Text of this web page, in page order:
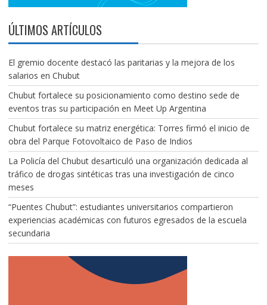
ÚLTIMOS ARTÍCULOS
El gremio docente destacó las paritarias y la mejora de los
salarios en Chubut
Chubut fortalece su posicionamiento como destino sede de
eventos tras su participación en Meet Up Argentina
Chubut fortalece su matriz energética: Torres firmó el inicio de
obra del Parque Fotovoltaico de Paso de Indios
La Policía del Chubut desarticuló una organización dedicada al
tráfico de drogas sintéticas tras una investigación de cinco
meses
“Puentes Chubut”: estudiantes universitarios compartieron
experiencias académicas con futuros egresados de la escuela
secundaria